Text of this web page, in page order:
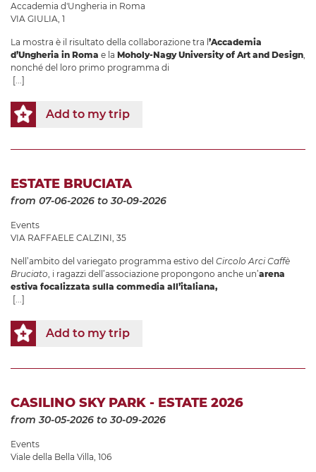
Accademia d'Ungheria in Roma
VIA GIULIA, 1
La mostra è il risultato della collaborazione tra l ’Accademia
d’Ungheria in Roma e la Moholy-Nagy University of Art and Design,
nonché del loro primo programma di
[...]
Add to my trip
ESTATE BRUCIATA
from 07-06-2026 to 30-09-2026
Events
VIA RAFFAELE CALZINI, 35
Nell’ambito del variegato programma estivo del Circolo Arci Caffè
Bruciato, i ragazzi dell’associazione propongono anche un’arena
estiva focalizzata sulla commedia all’italiana,
[...]
Add to my trip
CASILINO SKY PARK - ESTATE 2026
from 30-05-2026 to 30-09-2026
Events
Viale della Bella Villa, 106